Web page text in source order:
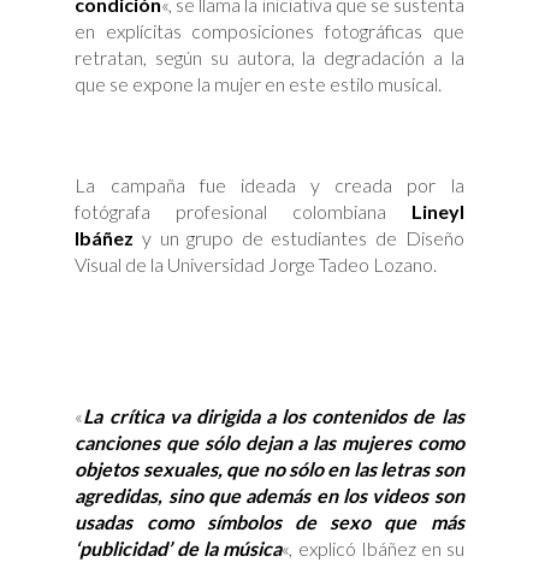
condición«, se llama la iniciativa que se sustenta
en explícitas composiciones fotográficas que
retratan, según su autora, la degradación a la
que se expone la mujer en este estilo musical.
La campaña fue ideada y creada por la
fotógrafa profesional colombiana Lineyl
Ibáñez y un grupo de estudiantes de Diseño
Visual de la Universidad Jorge Tadeo Lozano.
«La crítica va dirigida a los contenidos de las
canciones que sólo dejan a las mujeres como
objetos sexuales, que no sólo en las letras son
agredidas, sino que además en los videos son
usadas como símbolos de sexo que más
‘publicidad’ de la música«, explicó Ibáñez en su